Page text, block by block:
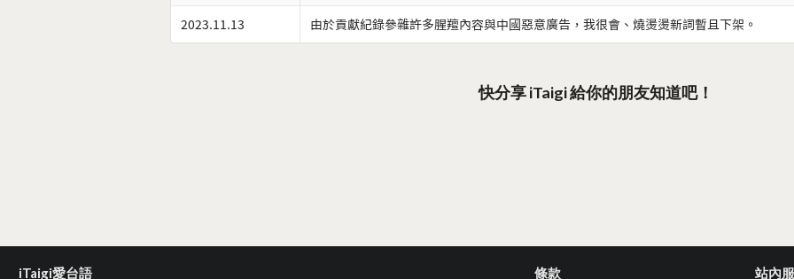
2023.11.13 由於貢獻紀錄參雜許多腥羶內容與中國惡意廣告，我很會、燒燙燙新詞暫且下架。
快分享 iTaigi 給你的朋友知道吧！
iTaigi愛台語 條款 站內